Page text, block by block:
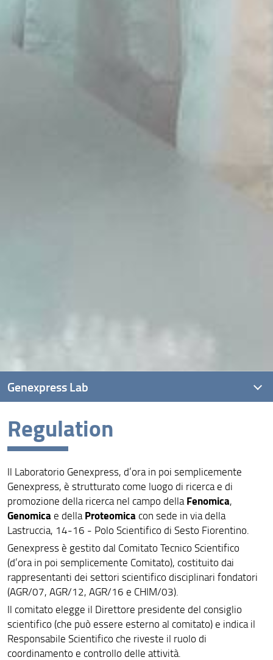
Regulation
Il Laboratorio Genexpress, d’ora in poi semplicemente
Genexpress, è strutturato come luogo di ricerca e di
promozione della ricerca nel campo dellaFenomica,
Genomicae dellaProteomicacon sede in via della
Lastruccia, 14-16 - Polo Scientifico di Sesto Fiorentino.
Genexpress è gestito dal Comitato Tecnico Scientifico
(d’ora in poi semplicemente Comitato), costituito dai
rappresentanti dei settori scientifico disciplinari fondatori
(AGR/07, AGR/12, AGR/16 e CHIM/03).
Il comitato elegge il Direttore presidente del consiglio
scientifico (che può essere esterno al comitato) e indica il
Responsabile Scientifico che riveste il ruolo di
coordinamento e controllo delle attività.
Genexpress Lab
Mission
Regulation